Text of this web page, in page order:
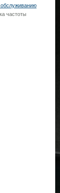
обслуживанию
частоты